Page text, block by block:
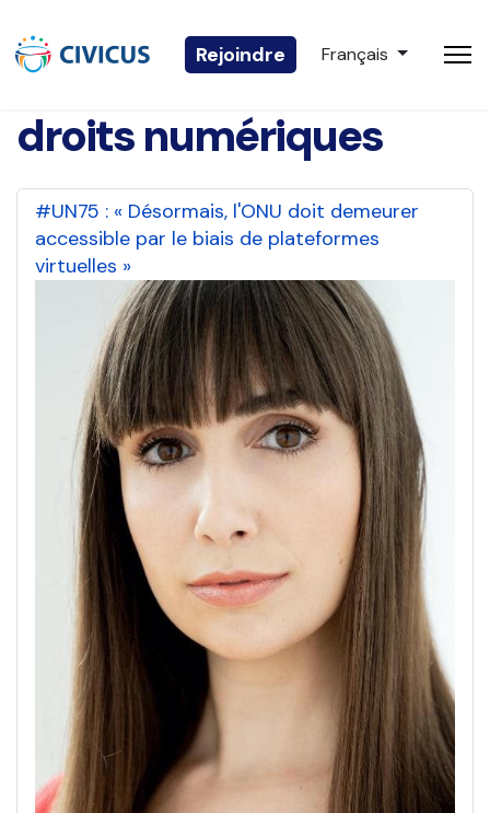
Rejoindre Sélectionnez votre
Français
droits numériques
#UN75 : « Désormais, l'ONU doit demeurer
accessible par le biais de plateformes
virtuelles »